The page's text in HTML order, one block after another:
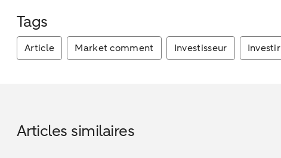
Tags
Article Market comment Investisseur Investir
Articles similaires